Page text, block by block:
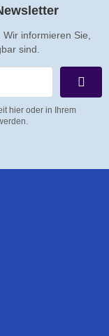
informieren Sie,
sind.
hier oder in Ihrem